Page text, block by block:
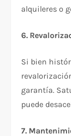
alquileres o
6.
Si bien
garantía.
puede
7.